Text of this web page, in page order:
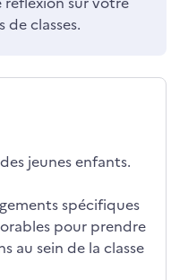
classes.
jeunes enfants.
spécifiques
pour prendre
au sein de la classe